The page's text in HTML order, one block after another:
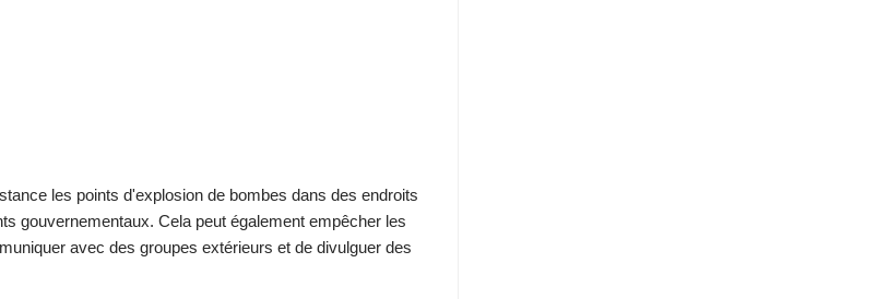
les points d'explosion de bombes dans des endroits
gouvernementaux. Cela peut également empêcher les
avec des groupes extérieurs et de divulguer des